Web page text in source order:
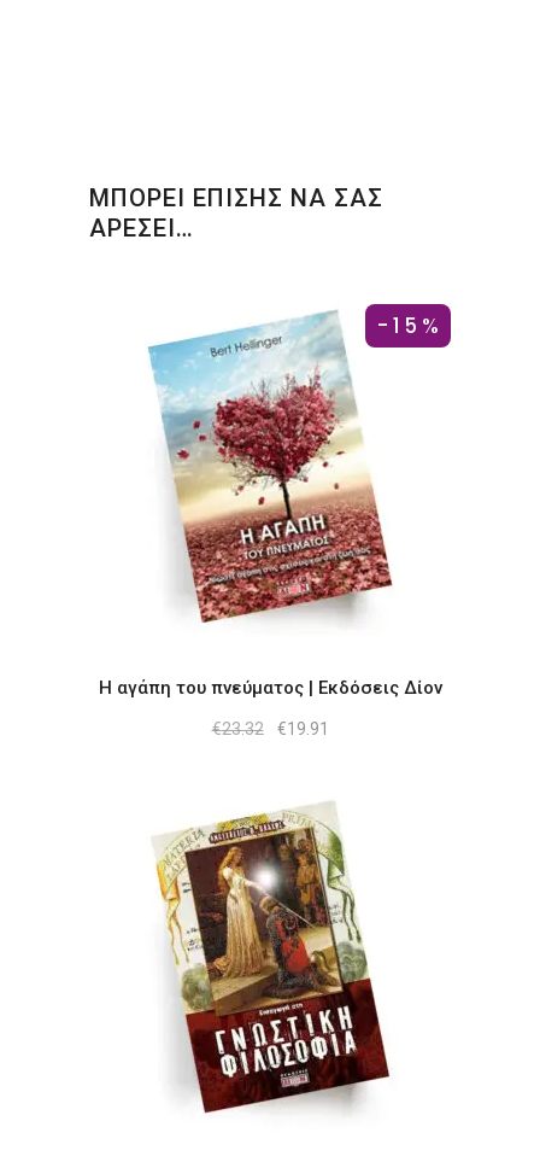
ΜΠΟΡΕΙ ΕΠΙΣΗΣ ΝΑ ΣΑΣ
ΑΡΕΣΕΙ…
-15%
Η αγάπη του πνεύματος | Εκδόσεις Δίον
€23.32
Original
€19.91